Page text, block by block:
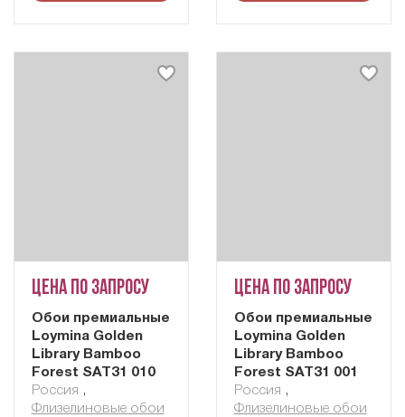
Цена по запросу
Обои премиальные
Loymina Golden
Library Bamboo
Forest SAT31 010
Россия ,
Флизелиновые обои
Цена по запросу
Обои премиальные
Loymina Golden
Library Bamboo
Forest SAT31 001
Россия ,
Флизелиновые обои